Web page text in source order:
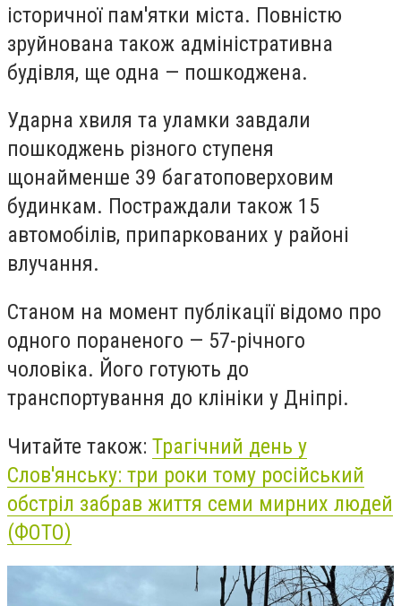
історичної пам'ятки міста. Повністю
зруйнована також адміністративна
будівля, ще одна — пошкоджена.
Ударна хвиля та уламки завдали
пошкоджень різного ступеня
щонайменше 39 багатоповерховим
будинкам. Постраждали також 15
автомобілів, припаркованих у районі
влучання.
Станом на момент публікації відомо про
одного пораненого — 57-річного
чоловіка. Його готують до
транспортування до клініки у Дніпрі.
Читайте також: Трагічний день у
Слов'янську: три роки тому російський
обстріл забрав життя семи мирних людей
(ФОТО)